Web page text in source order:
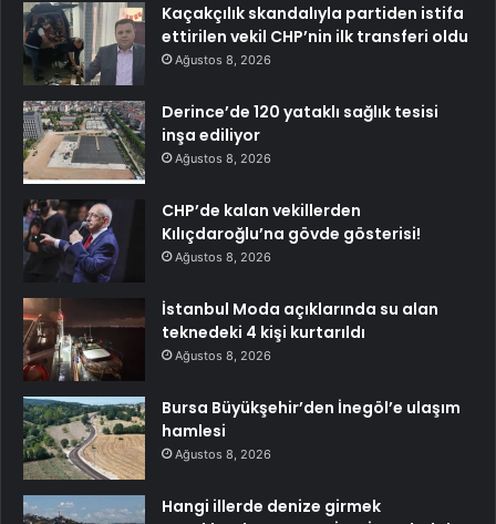
Kaçakçılık skandalıyla partiden istifa
ettirilen vekil CHP’nin ilk transferi oldu
Ağustos 8, 2026
Derince’de 120 yataklı sağlık tesisi
inşa ediliyor
Ağustos 8, 2026
CHP’de kalan vekillerden
Kılıçdaroğlu’na gövde gösterisi!
Ağustos 8, 2026
İstanbul Moda açıklarında su alan
teknedeki 4 kişi kurtarıldı
Ağustos 8, 2026
Bursa Büyükşehir’den İnegöl’e ulaşım
hamlesi
Ağustos 8, 2026
Hangi illerde denize girmek